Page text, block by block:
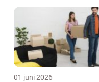
01 juni 2026